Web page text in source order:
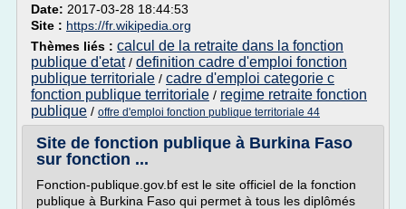
Date: 2017-03-28 18:44:53
Site : https://fr.wikipedia.org
Thèmes liés : calcul de la retraite dans la fonction
publique d'etat/ definition cadre d'emploi fonction
publique territoriale / cadre d'emploi categorie c
fonction publique territoriale / regime retraite fonction
publique / offre d'emploi fonction publique territoriale 44
Site de fonction publique à Burkina Faso
sur fonction ...
Fonction-publique.gov.bf est le site officiel de la fonction
publique à Burkina Faso qui permet à tous les diplômés